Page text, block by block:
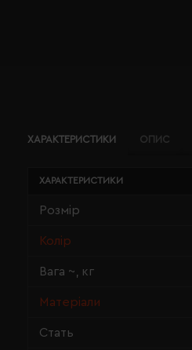
ХАРАКТЕРИСТИКИ ОПИС
ХАРАКТЕРИСТИКИ
Розмір
Колір
Вага ~, кг
Матеріали
Стать